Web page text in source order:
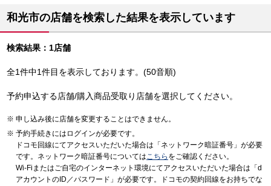
和光市の店舗を検索した結果を表示しています
検索結果：1店舗
全1件中1件目を表示しております。(50音順)
予約申込する店舗/購入商品受取り店舗を選択してください。
申し込み後に店舗を変更することはできません。
予約手続きにはログインが必要です。
ドコモ回線にてアクセスいただいた場合は「ネットワーク暗証番号」が必要
です。ネットワーク暗証番号についてはこちら をご確認ください。
Wi-Fiまたはご自宅のインターネット環境にてアクセスいただいた場合は「d
アカウントのID／パスワード」が必要です。ドコモの契約回線をお持ちでな